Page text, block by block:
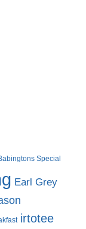
Special
Earl Grey
irtotee